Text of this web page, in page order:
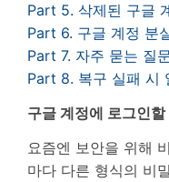
Part 5. 삭제된 구글
Part 6. 구글 계정 분
Part 7. 자주 묻는 질
Part 8. 복구 실패 시
구글 계정에 로그인
요즘엔 보안을 위해
마다 다른 형식의 비